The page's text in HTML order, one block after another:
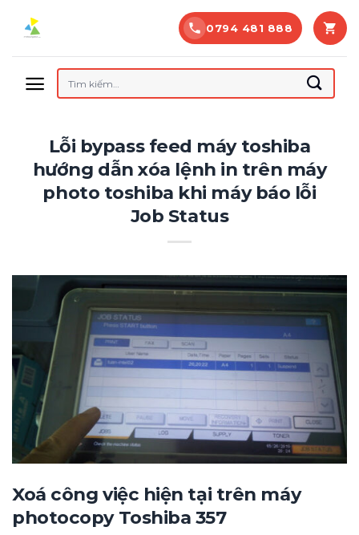
0794 481 888
Tìm
kiếm:
Lỗi bypass feed máy toshiba
hướng dẫn xóa lệnh in trên máy
photo toshiba khi máy báo lỗi
Job Status
Xoá công việc hiện tại trên máy
photocopy Toshiba 357